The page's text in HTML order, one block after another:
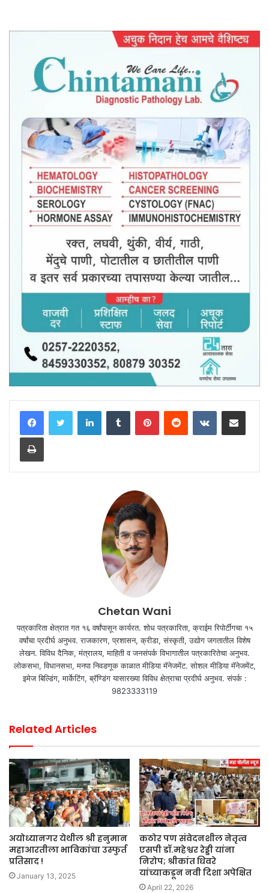
LinkedInTumblr PinterestReddit VKontakteShare via Email
Print
Chetan Wani
पत्रकारिता क्षेत्रात गत १६ वर्षांपासून कार्यरत. शोध पत्रकारिता, क्राईम रिपोर्टींगचा १५
वर्षांचा प्रदीर्घ अनुभव. राजकारण, प्रशासन, क्रीडा, संस्कृती, उद्योग जगतातील विशेष
लेखन. विविध दैनिक, मंत्रालय, माहिती व जनसंपर्क विभागातील पत्रकारितेचा अनुभव.
लोकसभा, विधानसभा, मनपा निवडणूक काळात मीडिया मॅनेजमेंट. सोशल मीडिया मॅनेजमेंट,
इमेज बिल्डिंग, मार्केटिंग, ब्रॅण्डिंग यासारख्या विविध क्षेत्राचा प्रदीर्घ अनुभव. संपर्क :
9823333119
Related Articles
अयोध्यानगर येथील श्री हनुमान
महाआरतीला भाविकांचा उस्फुर्त
प्रतिसाद !
January 13, 2025
कठोर पण संवेदनशील नेतृत्व
एसपी डॉ.महेश्वर रेड्डी यांना
निरोप; श्रीकांत धिवरे
यांच्याकडून नवी दिशा अपेक्षित
April 22, 2026